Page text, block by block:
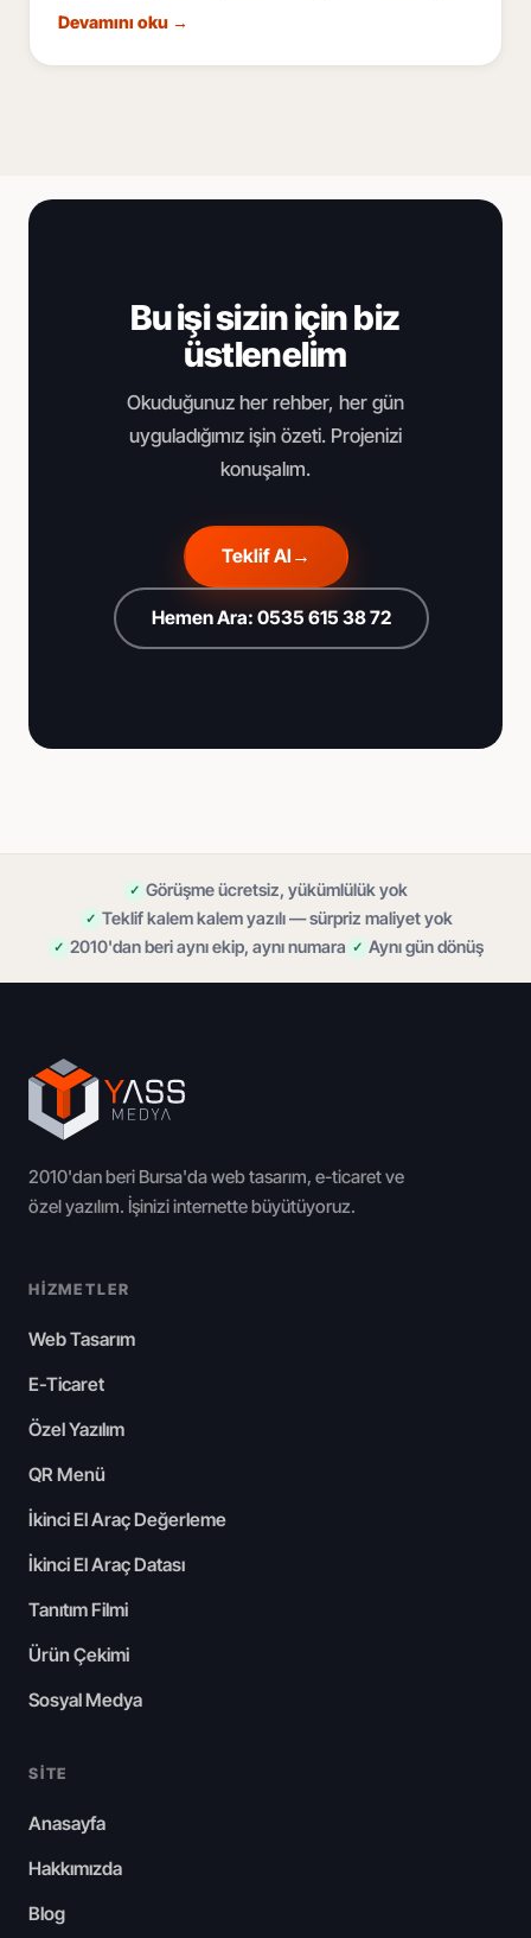
SEO. Sağlık kuruluşunuzu dijitalde büyütün.
Devamını oku →
Bu işi sizin için biz
üstlenelim
Okuduğunuz her rehber, her gün
uyguladığımız işin özeti. Projenizi
konuşalım.
Teklif Al →
Hemen Ara: 0535 615 38 72
Görüşme ücretsiz, yükümlülük yok
Teklif kalem kalem yazılı — sürpriz maliyet yok
2010'dan beri aynı ekip, aynı numara
Aynı gün dönüş
2010'dan beri Bursa'da web tasarım, e-ticaret ve
özel yazılım. İşinizi internette büyütüyoruz.
HIZMETLER
Web Tasarım
E-Ticaret
Özel Yazılım
QR Menü
İkinci El Araç Değerleme
İkinci El Araç Datası
Tanıtım Filmi
Ürün Çekimi
Sosyal Medya
SITE
Anasayfa
Hakkımızda
Blog